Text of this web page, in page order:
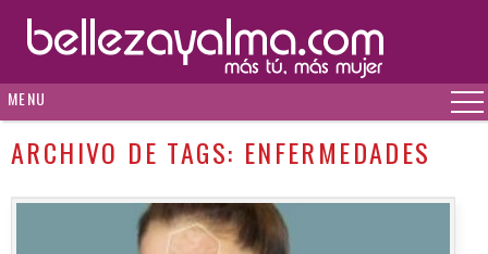
MENU
ARCHIVO DE TAGS: ENFERMEDADES